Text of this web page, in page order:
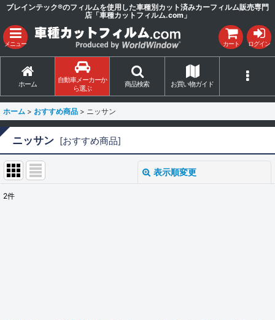
ブレインテック®のフィルムを使用した車種別カット済みカーフィルム販売専門
店「車種カットフィルム.com」
メニュー カート ログイン
ホーム
自動車メーカーか
ら選ぶ
商品検索 お買い物ガイド
ホーム > おすすめ商品 > ニッサン
ニッサン [おすすめ商品]
表示順変更
2件